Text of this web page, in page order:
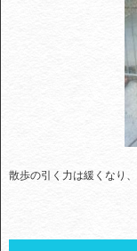
散歩の引く力は緩くなり